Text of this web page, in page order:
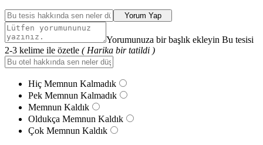
Yorum Yap
Yorumunuza bir başlık ekleyin Bu tesisi
2-3 kelime ile özetle ( Harika bir tatildi )
Hiç Memnun Kalmadık
Pek Memnun Kalmadık
Memnun Kaldık
Oldukça Memnun Kaldık
Çok Memnun Kaldık